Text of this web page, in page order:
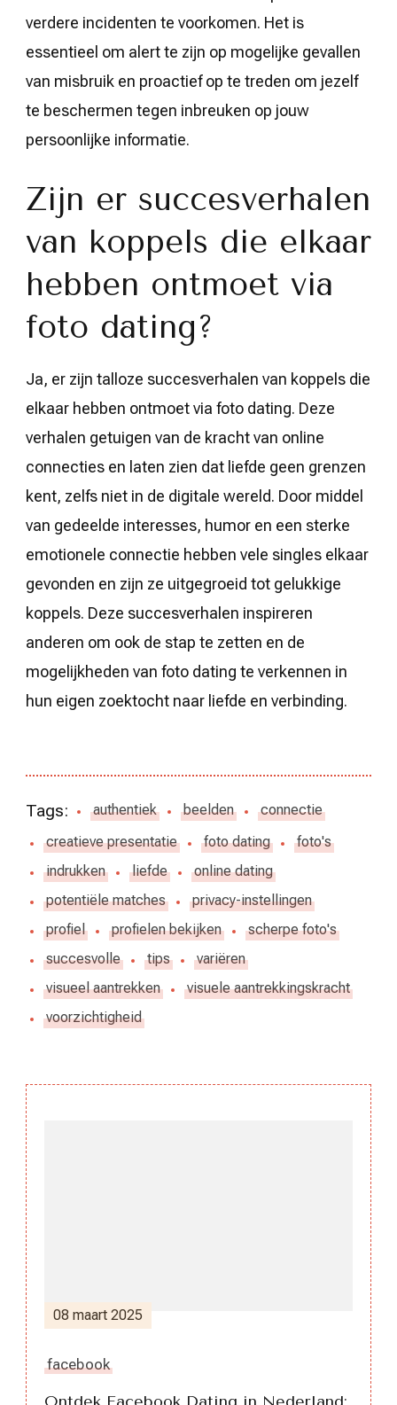
verdere incidenten te voorkomen. Het is
essentieel om alert te zijn op mogelijke gevallen
van misbruik en proactief op te treden om jezelf
te beschermen tegen inbreuken op jouw
persoonlijke informatie.
Zijn er succesverhalen
van koppels die elkaar
hebben ontmoet via
foto dating?
Ja, er zijn talloze succesverhalen van koppels die
elkaar hebben ontmoet via foto dating. Deze
verhalen getuigen van de kracht van online
connecties en laten zien dat liefde geen grenzen
kent, zelfs niet in de digitale wereld. Door middel
van gedeelde interesses, humor en een sterke
emotionele connectie hebben vele singles elkaar
gevonden en zijn ze uitgegroeid tot gelukkige
koppels. Deze succesverhalen inspireren
anderen om ook de stap te zetten en de
mogelijkheden van foto dating te verkennen in
hun eigen zoektocht naar liefde en verbinding.
Tags: authentiek beelden
connectie
creatieve presentatie
foto dating
foto's
indrukken
liefde
online dating
potentiële matches
privacy-instellingen
profiel
profielen bekijken
scherpe foto's
succesvolle
tips
variëren
visueel aantrekken
visuele aantrekkingskracht
voorzichtigheid
08 maart 2025
facebook